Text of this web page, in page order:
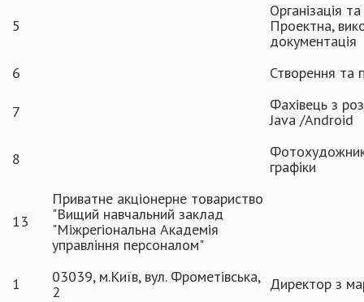
5
Організація
Проектна,
документація
6
Створення та
7
Фахівець з
Java /Android
8
графіки
13
Приватне акціонерне товариство
"Вищий навчальний заклад
"Міжрегіональна Академія
управління персоналом"
1
03039, м.Київ, вул. Фрометівська,
2
Директор з